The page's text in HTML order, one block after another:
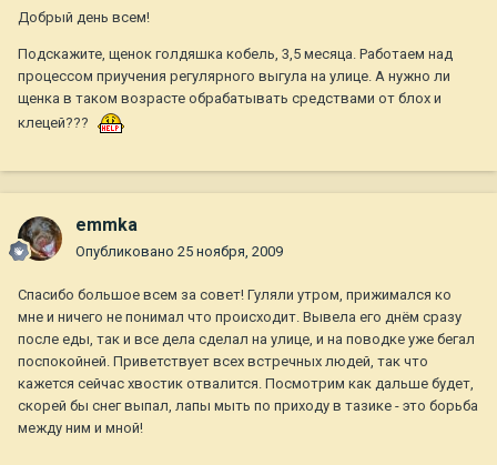
Добрый день всем!
Подскажите, щенок голдяшка кобель, 3,5 месяца. Работаем над
процессом приучения регулярного выгула на улице. А нужно ли
щенка в таком возрасте обрабатывать средствами от блох и
клецей???
emmka
Опубликовано 25 ноября, 2009
Спасибо большое всем за совет! Гуляли утром, прижимался ко
мне и ничего не понимал что происходит. Вывела его днём сразу
после еды, так и все дела сделал на улице, и на поводке уже бегал
поспокойней. Приветствует всех встречных людей, так что
кажется сейчас хвостик отвалится. Посмотрим как дальше будет,
скорей бы снег выпал, лапы мыть по приходу в тазике - это борьба
между ним и мной!